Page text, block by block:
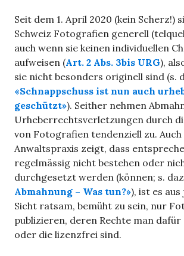
Seit dem 1. April 2020 (kein Scherz!)
Schweiz Fotografien generell
auch wenn sie keinen individuellen
aufweisen (Art. 2 Abs. 3bis URG),
sie nicht besonders originell sind (s.
«Schnappschuss ist nun auch
geschützt»). Seither nehmen
Urheberrechtsverletzungen durch
von Fotografien tendenziell zu.
Anwaltspraxis zeigt, dass
regelmässig nicht bestehen oder
durchgesetzt werden (können; s.
Abmahnung – Was tun?»), ist es
Sicht ratsam, bemüht zu sein, nur
publizieren, deren Rechte man
oder die lizenzfrei sind.